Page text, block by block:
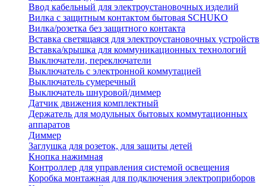
Ввод кабельный для электроустановочных изделий
Вилка с защитным контактом бытовая SCHUKO
Вилка/розетка без защитного контакта
Вставка светящаяся для электроустановочных устройств
Вставка/крышка для коммуникационных технологий
Выключатели, переключатели
Выключатель с электронной коммутацией
Выключатель сумеречный
Выключатель шнуровой/диммер
Датчик движения комплектный
Держатель для модульных бытовых коммутационных
аппаратов
Диммер
Заглушка для розеток, для защиты детей
Кнопка нажимная
Контроллер для управления системой освещения
Коробка монтажная для подключения электроприборов